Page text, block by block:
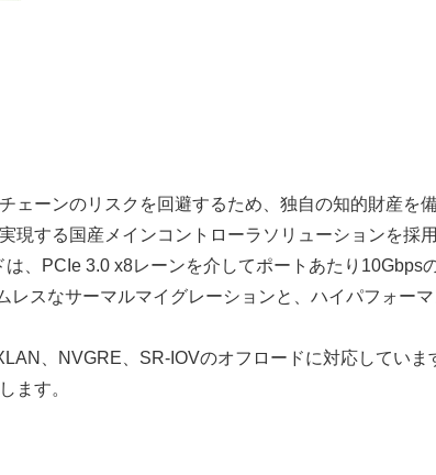
ェーンのリスクを回避するため、独自の知的財産
する国産メインコントローラソリューションを採
、PCIe 3.0 x8レーンを介してポートあたり
スなサーマルマイグレーションと、ハイパフォー
、NVGRE、SR-IOVのオフロードに対応してい
ます。